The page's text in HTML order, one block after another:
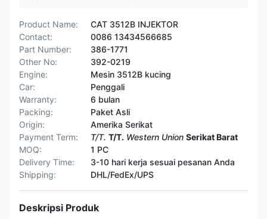
Product Name:
CAT 3512B INJEKTOR
Contact:
0086 13434566685
Part Number:
386-1771
Other No:
392-0219
Engine:
Mesin 3512B kucing
Car:
Penggali
Warranty:
6 bulan
Packing:
Paket Asli
Origin:
Amerika Serikat
Payment Term:
T/T. T/T. Western Union Serikat Barat
MOQ:
1 PC
Delivery Time:
3-10 hari kerja sesuai pesanan Anda
Shipping:
DHL/FedEx/UPS
Deskripsi Produk